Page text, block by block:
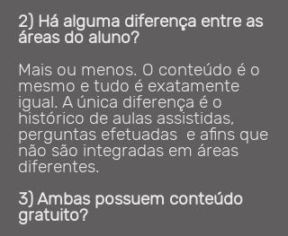
2) Há alguma diferença entre as
áreas do aluno?
Mais ou menos. O conteúdo é o
mesmo e tudo é exatamente
igual. A única diferença é o
histórico de aulas assistidas,
perguntas efetuadas e afins que
não são integradas em áreas
diferentes.
3) Ambas possuem conteúdo
gratuito?